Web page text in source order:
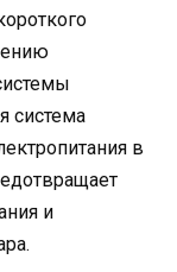
система
в
и